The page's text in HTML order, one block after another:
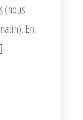
(nous
En